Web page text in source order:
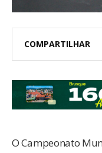
COMPARTILHAR
O Campeonato